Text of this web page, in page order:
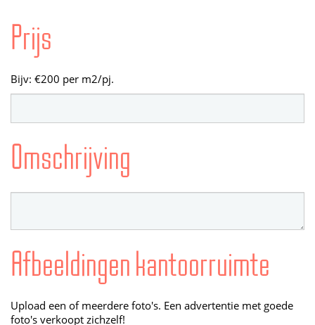
Prijs
Bijv: €200 per m2/pj.
Omschrijving
Afbeeldingen kantoorruimte
Upload een of meerdere foto's. Een advertentie met goede
foto's verkoopt zichzelf!